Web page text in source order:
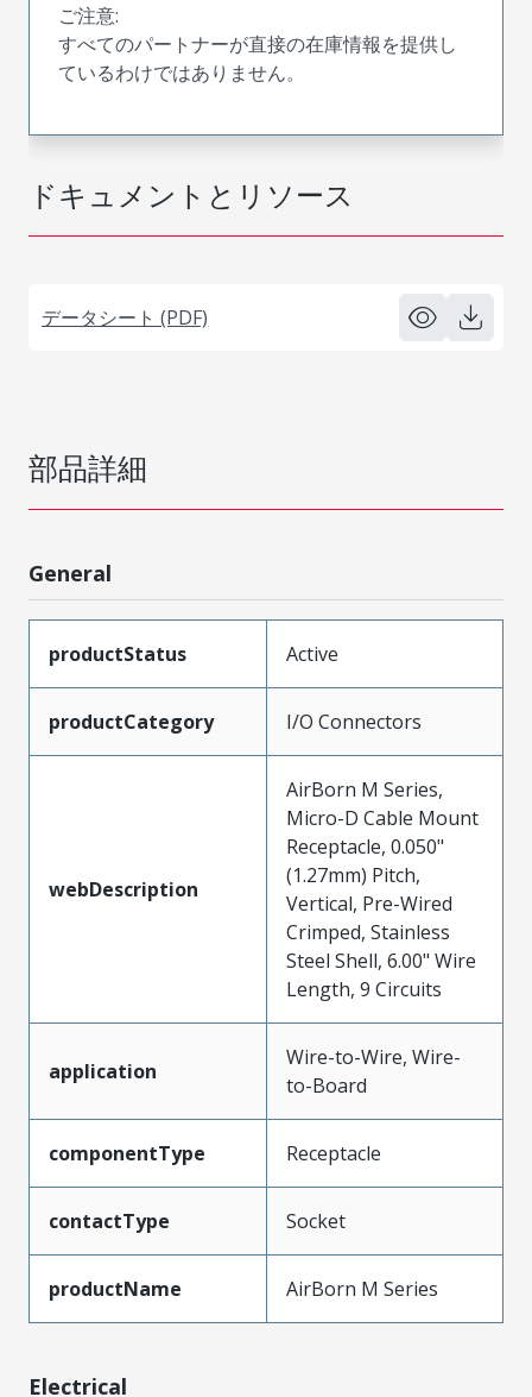
ドキュメントとリソース
データシート (PDF)
ご注意:
すべてのパートナーが直接の在庫情報を提供し
ているわけではありません。
部品詳細
General
productStatus Active
productCategory I/O Connectors
webDescription
AirBorn M Series,
Micro-D Cable Mount
Receptacle, 0.050"
(1.27mm) Pitch,
Vertical, Pre-Wired
Crimped, Stainless
Steel Shell, 6.00" Wire
Length, 9 Circuits
application
Wire-to-Wire, Wire-
to-Board
componentType Receptacle
contactType Socket
productName AirBorn M Series
Electrical